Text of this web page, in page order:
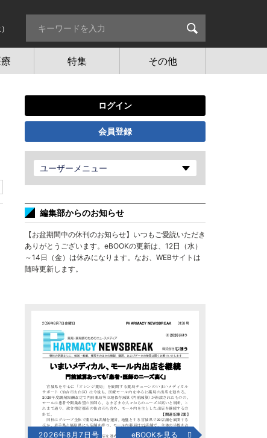
特集 その他
ログイン
会員登録
ユーザーメニュー
編集部からのお知らせ
【お盆期間中の休刊のお知らせ】いつもご愛読いただき
ありがとうございます。eBOOKの更新は、12日（水）
～14日（金）は休みになります。なお、WEBサイトは
随時更新します。
2026年8月7日号 eBOOKを見る